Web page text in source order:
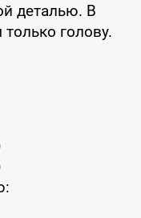
деталью. В
голову.